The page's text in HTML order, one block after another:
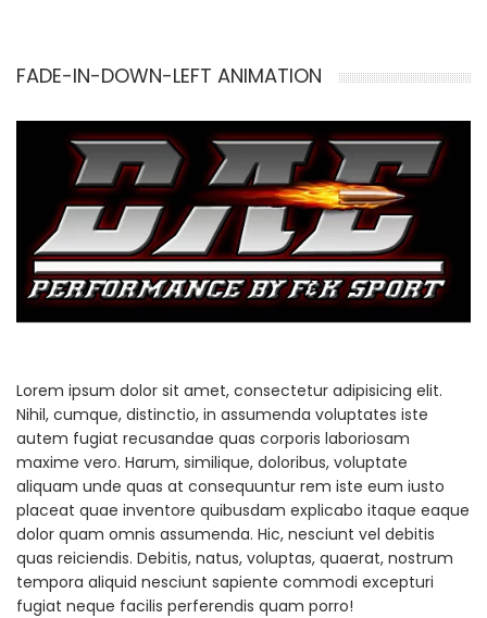
FADE-IN-DOWN-LEFT ANIMATION
Lorem ipsum dolor sit amet, consectetur adipisicing elit.
Nihil, cumque, distinctio, in assumenda voluptates iste
autem fugiat recusandae quas corporis laboriosam
maxime vero. Harum, similique, doloribus, voluptate
aliquam unde quas at consequuntur rem iste eum iusto
placeat quae inventore quibusdam explicabo itaque eaque
dolor quam omnis assumenda. Hic, nesciunt vel debitis
quas reiciendis. Debitis, natus, voluptas, quaerat, nostrum
tempora aliquid nesciunt sapiente commodi excepturi
fugiat neque facilis perferendis quam porro!